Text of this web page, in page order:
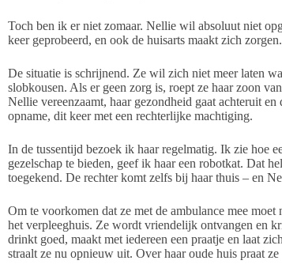
Toch ben ik er niet zomaar. Nellie wil absoluut niet
keer geprobeerd, en ook de huisarts maakt zich
De situatie is schrijnend. Ze wil zich niet meer laten
slobkousen. Als er geen zorg is, roept ze haar zoon
Nellie vereenzaamt, haar gezondheid gaat achteruit
opname, dit keer met een rechterlijke machtiging.
In de tussentijd bezoek ik haar regelmatig. Ik zie hoe
gezelschap te bieden, geef ik haar een robotkat. Dat
toegekend. De rechter komt zelfs bij haar thuis – en
Om te voorkomen dat ze met de ambulance mee
het verpleeghuis. Ze wordt vriendelijk ontvangen en
drinkt goed, maakt met iedereen een praatje en laat
straalt ze nu opnieuw uit. Over haar oude huis praat